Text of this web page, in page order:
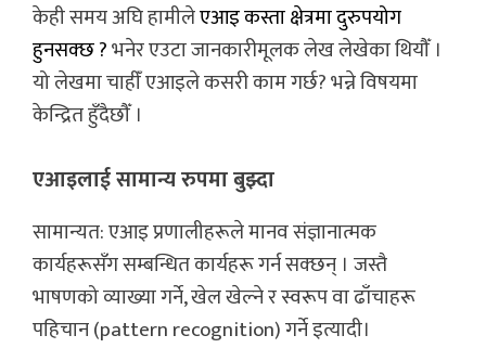
केही समय अघि हामीलेएआइ कस्ता क्षेत्रमा दुरुपयोग
हुनसक्छ ?भनेर एउटा जानकारीमूलक लेख लेखेका थियौँ ।
यो लेखमा चाहीँ एआइले कसरी काम गर्छ? भन्ने विषयमा
केन्द्रित हुँदैछौँ ।
एआइलाई सामान्य रुपमा बुझ्दा
सामान्यत: एआइ प्रणालीहरूले मानव संज्ञानात्मक
कार्यहरूसँग सम्बन्धित कार्यहरू गर्न सक्छन् । जस्तै
भाषणको व्याख्या गर्ने, खेल खेल्ने र स्वरूप वा ढाँचाहरू
पहिचान (pattern recognition) गर्ने इत्यादी।